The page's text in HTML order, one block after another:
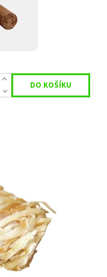
) z dřevité vlny pro